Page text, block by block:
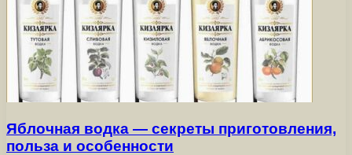
Яблочная водка — секреты приготовления,
польза и особенности